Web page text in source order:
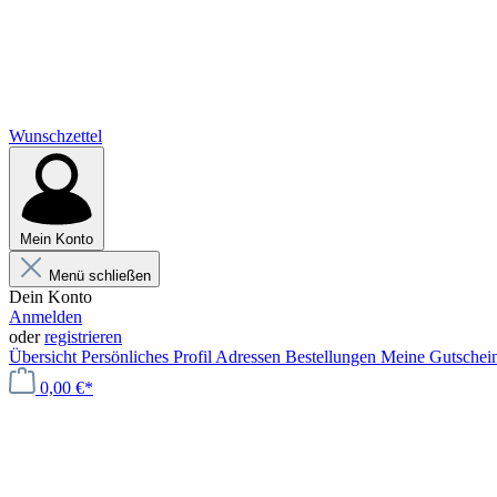
Wunschzettel
Mein Konto
Menü schließen
Dein Konto
Anmelden
oderregistrieren
Übersicht Persönliches Profil Adressen Bestellungen Meine
0,00 €*